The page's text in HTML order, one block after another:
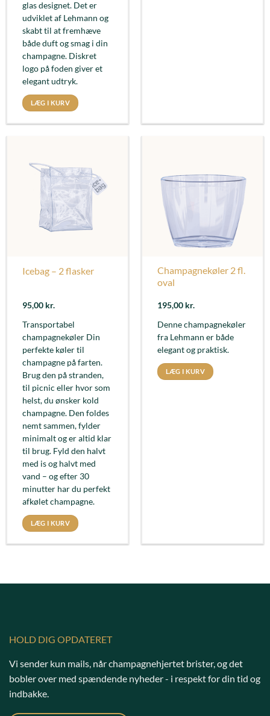
glas designet. Det er
udviklet af Lehmann og
skabt til at fremhæve
både duft og smag i din
champagne. Diskret
logo på foden giver et
elegant udtryk.
LÆG I KURV
Icebag – 2 flasker
95,00 kr.
Transportabel
champagnekøler Din
perfekte køler til
champagne på farten.
Brug den på stranden,
til picnic eller hvor som
helst, du ønsker kold
champagne. Den foldes
nemt sammen, fylder
minimalt og er altid klar
til brug. Fyld den halvt
med is og halvt med
vand – og efter 30
minutter har du perfekt
afkølet champagne.
LÆG I KURV
Champagnekøler 2 fl.
oval
195,00 kr.
Denne champagnekøler
fra Lehmann er både
elegant og praktisk.
LÆG I KURV
HOLD DIG OPDATERET
Vi sender kun mails, når champagnehjertet brister, og det
bobler over med spændende nyheder - i respekt for din tid og
indbakke.